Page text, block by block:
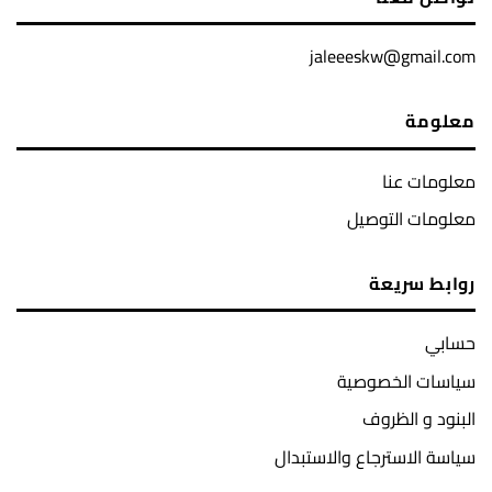
jaleeeskw@gmail.com
معلومة
معلومات عنا
معلومات التوصيل
روابط سريعة
حسابي
سياسات الخصوصية
البنود و الظروف
سياسة الاسترجاع والاستبدال